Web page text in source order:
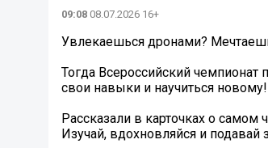
09:08 08.07.2026 16+
Увлекаешься дронами?
Тогда Всероссийский чемпионат
свои навыки и научиться новому!
Рассказали в карточках о самом
Изучай, вдохновляйся и подавай